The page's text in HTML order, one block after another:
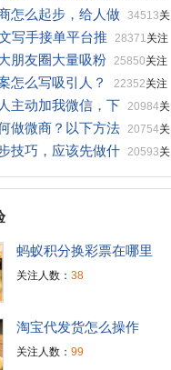
怎么起步，给人做 34513关
写手接单平台推 28371关注
朋友圈大量吸粉 25850关注
怎么写吸引人？ 22352关注
主动加我微信，下 20984关
做微商？以下方法 20754关
技巧，应该先做什 20593关
蚂蚁积分换彩票在哪里
关注人数： 38
淘宝代发货怎么操作
关注人数： 99